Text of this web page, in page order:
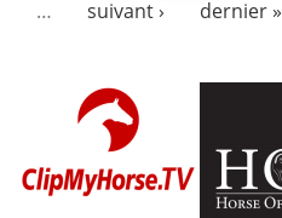
…
suivant › dernier »